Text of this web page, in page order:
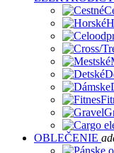
OBLEČENIE